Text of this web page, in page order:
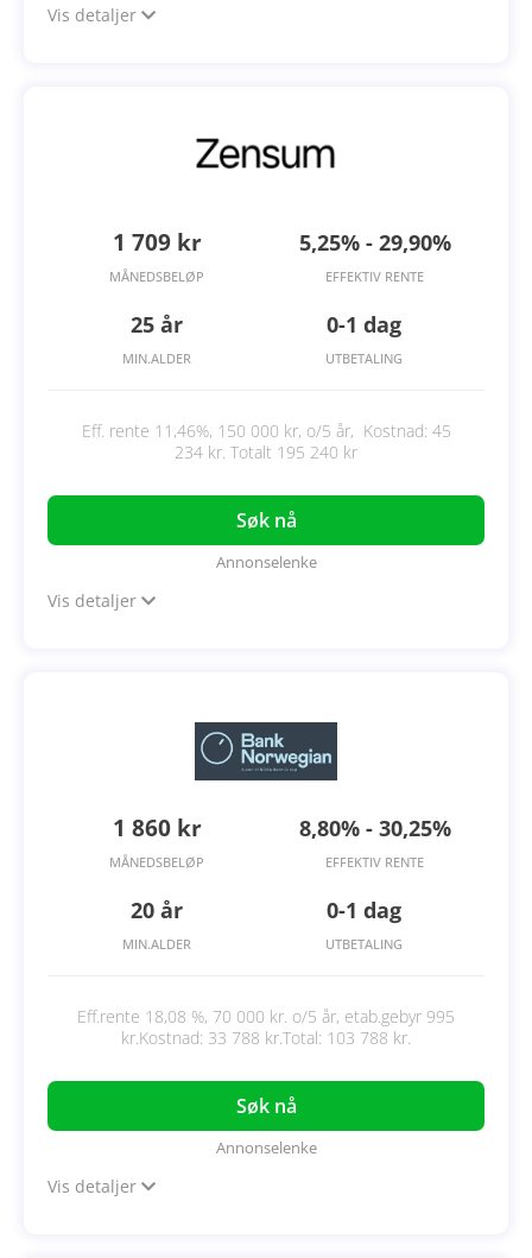
Vis detaljer
1 709 kr
MÅNEDSBELØP
5,25% - 29,90%
EFFEKTIV RENTE
25 år
MIN.ALDER
0-1 dag
UTBETALING
Eff. rente 11,46%, 150 000 kr, o/5 år, Kostnad: 45
234 kr. Totalt 195 240 kr
Søk nå
Annonselenke
Vis detaljer
1 860 kr
MÅNEDSBELØP
8,80% - 30,25%
EFFEKTIV RENTE
20 år
MIN.ALDER
0-1 dag
UTBETALING
Eff.rente 18,08 %, 70 000 kr. o/5 år, etab.gebyr 995
kr.Kostnad: 33 788 kr.Total: 103 788 kr.
Søk nå
Annonselenke
Vis detaljer